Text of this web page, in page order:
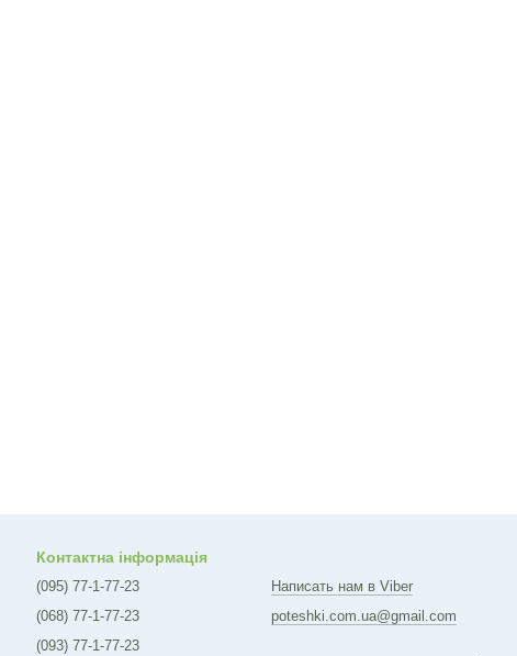
Контактна інформація
(095) 77-1-77-23
(068) 77-1-77-23
(093) 77-1-77-23
Написать нам в Viber
poteshki.com.ua@gmail.com